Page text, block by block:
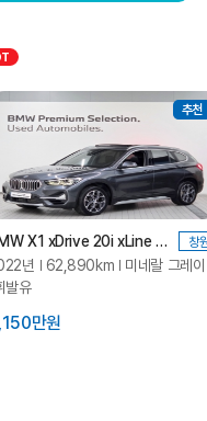
추천
BMW X1 xDrive 20i xLine SE LCI_P2 창
년 62,890km 미네랄 그레이
발유
만원